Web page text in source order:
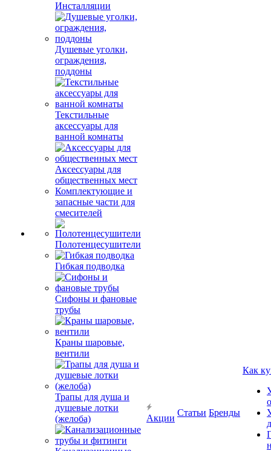
Инсталляции
Душевые уголки,
ограждения,
поддоны
Текстильные
аксессуары для
ванной комнаты
Аксессуары для
общественных мест
Комплектующие и
запасные части для
смесителей
Полотенцесушители
Гибкая подводка
Сифоны и фановые
трубы
Краны шаровые,
вентили
Трапы для душа и
душевые лотки
(желоба)
Акции
Статьи Бренды
Как